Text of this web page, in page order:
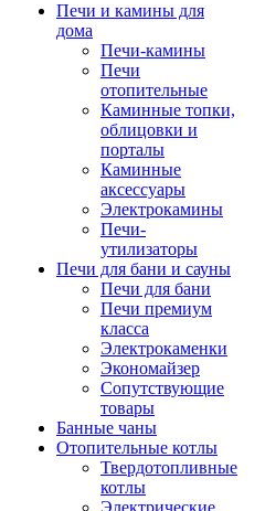
Печи и камины для
дома
Печи-камины
Печи
отопительные
Каминные топки,
облицовки и
порталы
Каминные
аксессуары
Электрокамины
Печи-
утилизаторы
Печи для бани и сауны
Печи для бани
Печи премиум
класса
Электрокаменки
Экономайзер
Сопутствующие
товары
Банные чаны
Отопительные котлы
Твердотопливные
котлы
Электрические